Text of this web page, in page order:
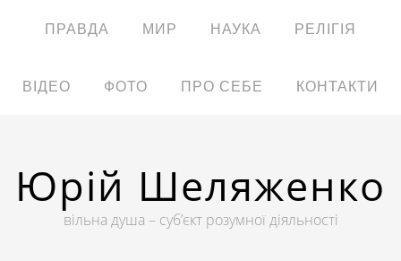
ПРАВДА МИР НАУКА РЕЛІГІЯ
ВІДЕО ФОТО ПРО СЕБЕ КОНТАКТИ
Юрій Шеляженко
вільна душа – суб’єкт розумної діяльності